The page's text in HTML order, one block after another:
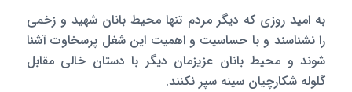
به امید روزی که دیگر مردم تنها محیط بانان شهید و زخمی
را نشناسند و با حساسیت و اهمیت این شغل پرسخاوت آشنا
شوند و محیط بانان عزیزمان دیگر با دستان خالی مقابل
گلوله شکارچیان سینه سپر نکنند.